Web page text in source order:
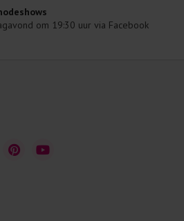
om 19:30 uur via Facebook